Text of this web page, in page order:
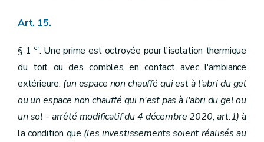
Art. 15.
§ 1 er. Une prime est octroyée pour l'isolation thermique
du toit ou des combles en contact avec l'ambiance
extérieure, (un espace non chauffé qui est à l'abri du gel
ou un espace non chauffé qui n'est pas à l'abri du gel ou
un sol - arrêté modificatif du 4 décembre 2020, art.1) à
la condition que (les investissements soient réalisés au